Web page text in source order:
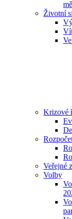
Životní
Krizové
Veřejné
Volby